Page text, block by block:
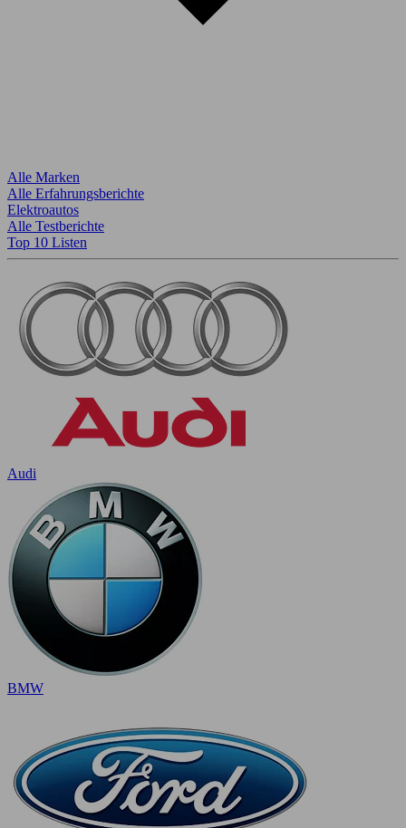
Alle Marken
Alle Erfahrungsberichte
Elektroautos
Alle Testberichte
Top 10 Listen
Audi
BMW